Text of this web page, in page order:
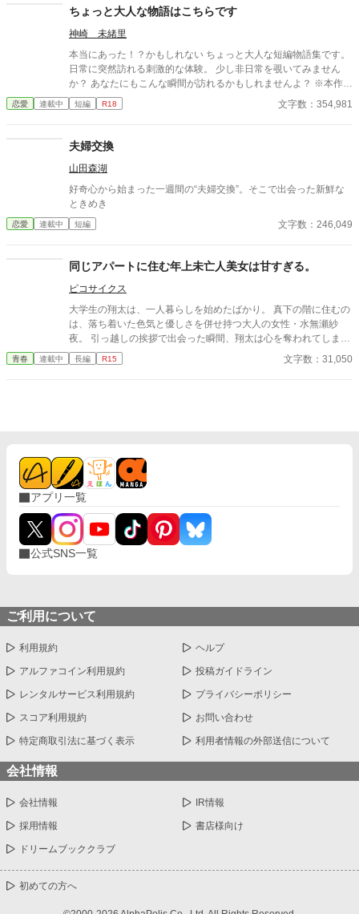
しかも、彼の命令はちょっと普通じゃない。 「掃除だけじゃダメ
だろ？ ご主人様の癒しも、メイドの大事な仕事だろ？」 手を握
られるたび、耳元で囁かれるたび、心臓がバクバクする。 なの
に、ひなたの体はどんどん反応してしまって…。 怒ったり照れた
りしながらも、次第に蓮に惹かれていくひなた。 だけど、彼には
まだ知られていない秘密があって―― 「…ほんとは、ずっと前か
交差する、ちょっぴり危険な主従ラブストーリー。
ちょっと大人な物語はこちらです
神崎 未緒里
本当にあった！？かもしれない ちょっと大人な短編物語集です。
日常に突然訪れる刺激的な体験。 少し非日常を覗いてみません
か？ あなたにもこんな瞬間が訪れるかもしれませんよ？ ※本作品
ではGemini PRO、Pixai.artで作成した生成AI画像ならびに Pixa
bay並びにUnsplshのロイヤリティフリーの画像を使用していま
名・商品名・設定などはすべて架空のものです。
恋愛 連載中 短編 R18 文字数：354,981
夫婦交換
山田森湖
好奇心から始まった一週間の“夫婦交換”。そこで出会った新鮮な
ときめき
恋愛 連載中 短編 文字数：246,049
同じアパートに住む年上未亡人美女は甘すぎる。
ピコサイクス
大学生の翔太は、一人暮らしを始めたばかり。 真下の階に住むの
は、落ち着いた色気と優しさを併せ持つ大人の女性・水無瀬紗
夜。 引っ越しの挨拶で出会った瞬間、翔太は心を奪われてしま
う。 偶然にもアルバイト先のスーパーで再会した彼女は、翔太を
すぐに採用し、温かく仕事を教えてくれる存在だった。 ある日の
青春 連載中 長編 R15 文字数：31,050
アプリ一覧
公式SNS一覧
ご利用について
利用規約 ヘルプ
アルファコイン利用規約 投稿ガイドライン
レンタルサービス利用規約 プライバシーポリシー
スコア利用規約 お問い合わせ
特定商取引法に基づく表示 利用者情報の外部送信について
会社情報
会社情報 IR情報
採用情報 書店様向け
ドリームブッククラブ
初めての方へ